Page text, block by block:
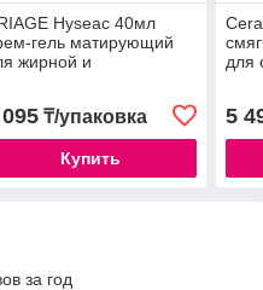
Hyseac 40мл
гель матирующий
жирной и
₸/упаковка
Купить
для
5
за год